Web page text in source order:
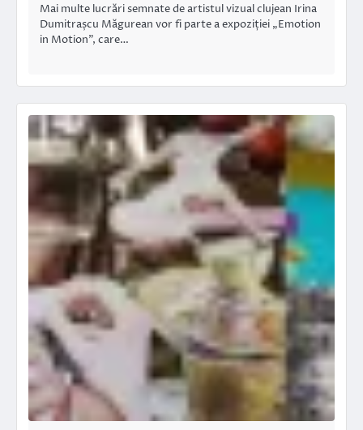
Mai multe lucrări semnate de artistul vizual clujean Irina
Dumitrașcu Măgurean vor fi parte a expoziției „Emotion
in Motion”, care…